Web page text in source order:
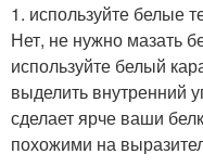
1. используйте белые
Нет, не нужно мазать
используйте белый
выделить внутренний
сделает ярче ваши
похожими на